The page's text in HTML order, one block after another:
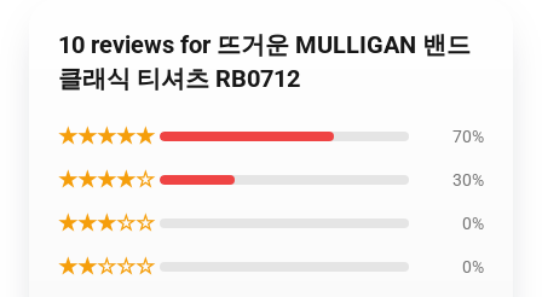
10 reviews for 뜨거운 MULLIGAN 밴드
클래식 티셔츠 RB0712
★★★★★ 70%
★★★★☆ 30%
★★★☆☆ 0%
★★☆☆☆ 0%